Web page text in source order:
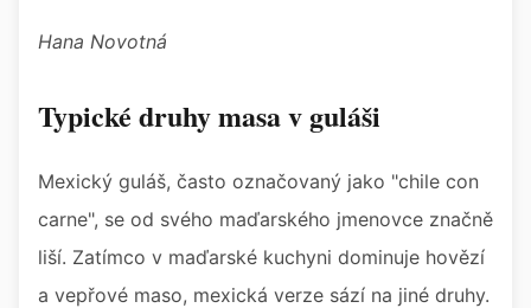
Hana Novotná
Typické druhy masa v guláši
Mexický guláš, často označovaný jako "chile con
carne", se od svého maďarského jmenovce značně
liší. Zatímco v maďarské kuchyni dominuje hovězí
a vepřové maso, mexická verze sází na jiné druhy.